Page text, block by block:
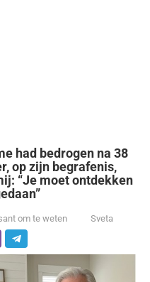
had bedrogen na 38
op zijn begrafenis,
“Je moet ontdekken
om te weten Sveta